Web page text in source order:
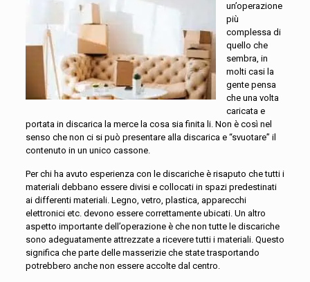
un’operazione
più
complessa di
quello che
sembra, in
molti casi la
gente pensa
che una volta
caricata e
portata in discarica la merce la cosa sia finita li. Non è così nel
senso che non ci si può presentare alla discarica e “svuotare” il
contenuto in un unico cassone.
Per chi ha avuto esperienza con le discariche è risaputo che tutti i
materiali debbano essere divisi e collocati in spazi predestinati
ai differenti materiali. Legno, vetro, plastica, apparecchi
elettronici etc. devono essere correttamente ubicati. Un altro
aspetto importante dell’operazione è che non tutte le discariche
sono adeguatamente attrezzate a ricevere tutti i materiali. Questo
significa che parte delle masserizie che state trasportando
potrebbero anche non essere accolte dal centro.